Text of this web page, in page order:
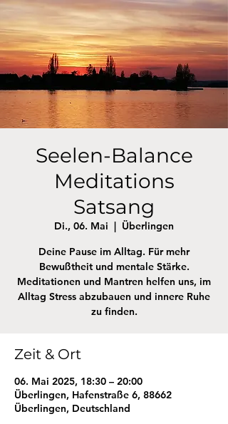
Seelen-Balance
Meditations
Satsang
Di., 06. Mai
  |
Überlingen
Deine Pause im Alltag. Für mehr
Bewußtheit und mentale Stärke.
Meditationen und Mantren helfen uns, im
Alltag Stress abzubauen und innere Ruhe
zu finden.
Zeit & Ort
06. Mai 2025, 18:30 – 20:00
Überlingen, Hafenstraße 6, 88662
Überlingen, Deutschland